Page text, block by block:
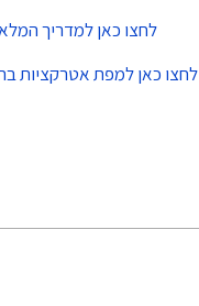
לחצו כאן למדריך
לחצו כאן למפת אטרקציות